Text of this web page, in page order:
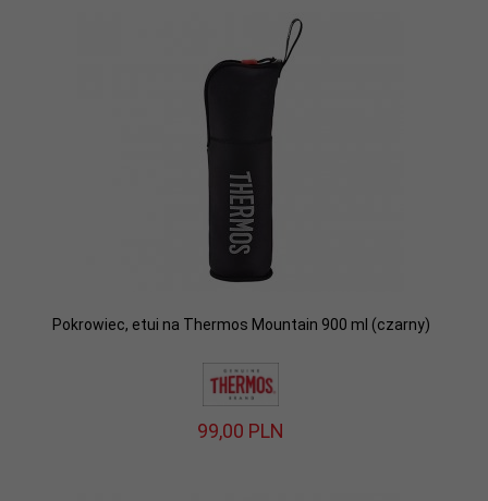
Pokrowiec, etui na Thermos Mountain 900 ml (czarny)
99,00 PLN